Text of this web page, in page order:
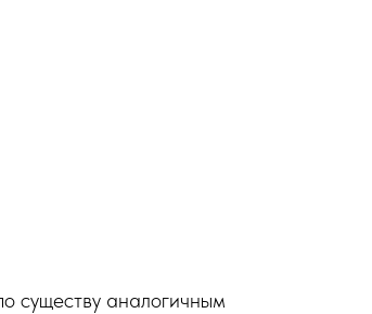
существу аналогичным